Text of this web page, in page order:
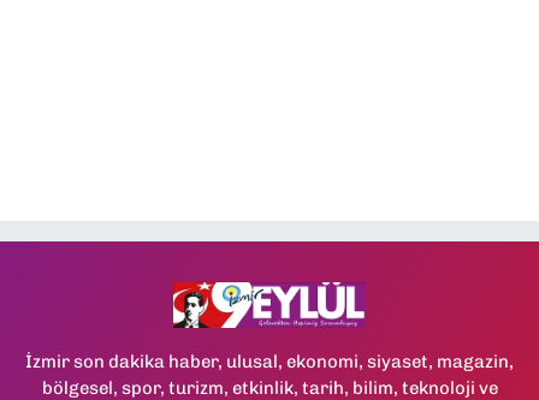
İzmir son dakika haber, ulusal, ekonomi, siyaset, magazin,
bölgesel, spor, turizm, etkinlik, tarih, bilim, teknoloji ve